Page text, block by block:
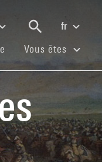
fr
(current)
Vous êtes